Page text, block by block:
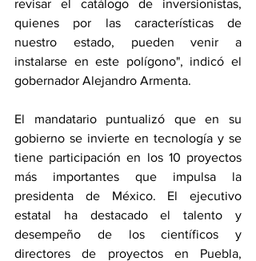
revisar el catálogo de inversionistas,
quienes por las características de
nuestro estado, pueden venir a
instalarse en este polígono", indicó el
gobernador Alejandro Armenta.
El mandatario puntualizó que en su
gobierno se invierte en tecnología y se
tiene participación en los 10 proyectos
más importantes que impulsa la
presidenta de México. El ejecutivo
estatal ha destacado el talento y
desempeño de los científicos y
directores de proyectos en Puebla,